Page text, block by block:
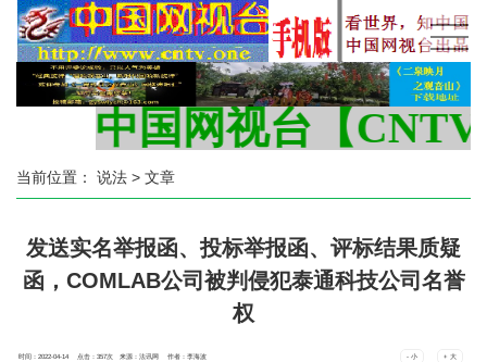
中国网视台【
当前位置： 说法 > 文章
发送实名举报函、投标举报函、评标结果质疑
函，COMLAB公司被判侵犯泰通科技公司名誉
权
时间：2022-04-14 点击：357次来源：法讯网 作者：李海波 - 小 + 大